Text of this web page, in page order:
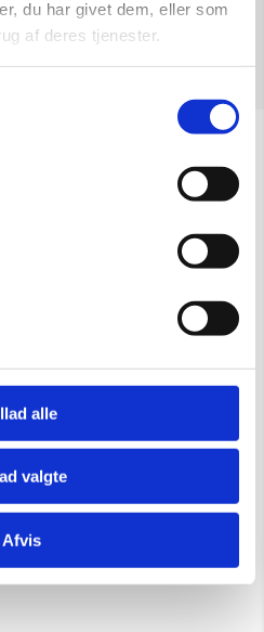
du har givet dem, eller som
af deres tjenester.
alle
valgte
Afvis
til kurv
29